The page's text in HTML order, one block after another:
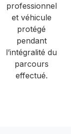
professionnel
et véhicule
protégé
pendant
l’intégralité du
parcours
effectué.